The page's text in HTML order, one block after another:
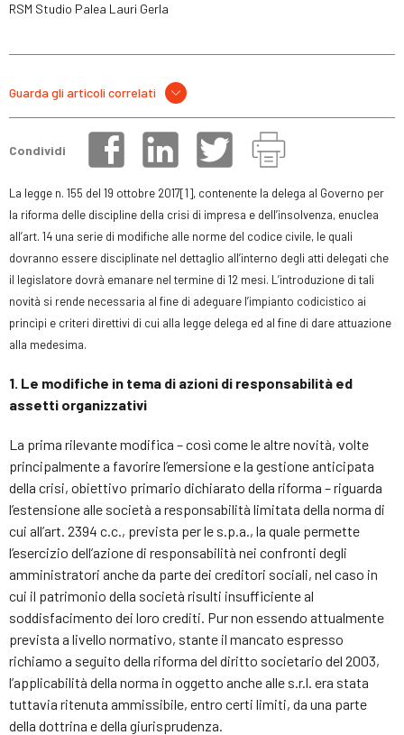
RSM Studio Palea Lauri Gerla
Guarda gli articoli correlati
Condividi
La legge n. 155 del 19 ottobre 2017[1], contenente la delega al Governo per
la riforma delle discipline della crisi di impresa e dell’insolvenza, enuclea
all’art. 14 una serie di modifiche alle norme del codice civile, le quali
dovranno essere disciplinate nel dettaglio all’interno degli atti delegati che
il legislatore dovrà emanare nel termine di 12 mesi. L’introduzione di tali
novità si rende necessaria al fine di adeguare l’impianto codicistico ai
princìpi e criteri direttivi di cui alla legge delega ed al fine di dare attuazione
alla medesima.
1. Le modifiche in tema di azioni di responsabilità ed
assetti organizzativi
La prima rilevante modifica – così come le altre novità, volte
principalmente a favorire l’emersione e la gestione anticipata
della crisi, obiettivo primario dichiarato della riforma – riguarda
l’estensione alle società a responsabilità limitata della norma di
cui all’art. 2394 c.c., prevista per le s.p.a., la quale permette
l’esercizio dell’azione di responsabilità nei confronti degli
amministratori anche da parte dei creditori sociali, nel caso in
cui il patrimonio della società risulti insufficiente al
soddisfacimento dei loro crediti. Pur non essendo attualmente
prevista a livello normativo, stante il mancato espresso
richiamo a seguito della riforma del diritto societario del 2003,
l’applicabilità della norma in oggetto anche alle s.r.l. era stata
tuttavia ritenuta ammissibile, entro certi limiti, da una parte
della dottrina e della giurisprudenza.